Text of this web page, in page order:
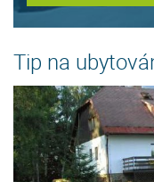
Tip na